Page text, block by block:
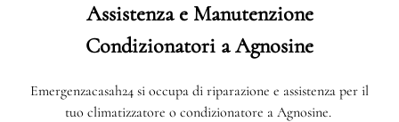
Assistenza e Manutenzione
Condizionatori a Agnosine
Emergenzacasah24 si occupa di riparazione e assistenza per il
tuo climatizzatore o condizionatore a Agnosine.